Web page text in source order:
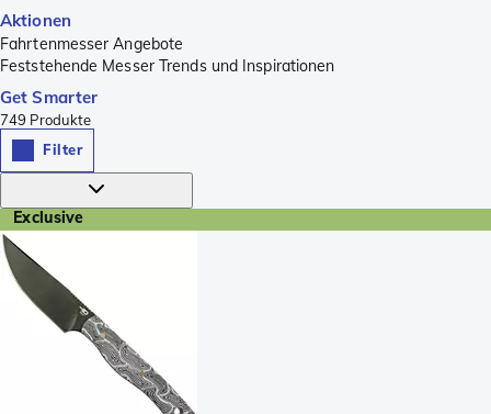
Aktionen
Fahrtenmesser Angebote
Feststehende Messer Trends und Inspirationen
Get Smarter
749 Produkte
Filter
Exclusive